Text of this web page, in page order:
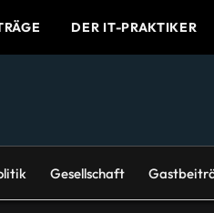
DER IT-PRAKTIKER
Gesellschaft